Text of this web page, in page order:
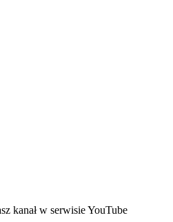
karcie
w nowej karcie
kanał w serwisie YouTube